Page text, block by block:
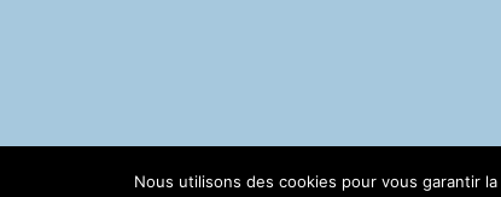
©Catherine Montillot
Nous utilisons des cookies pour vous garantir